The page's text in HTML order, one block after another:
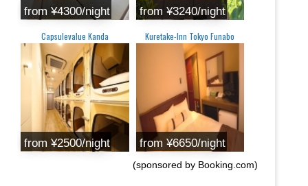
from ¥4300/night from ¥3240/night
Capsulevalue Kanda
from ¥2500/night
Kuretake-Inn Tokyo Funabo
from ¥6650/night
(sponsored by Booking.com)